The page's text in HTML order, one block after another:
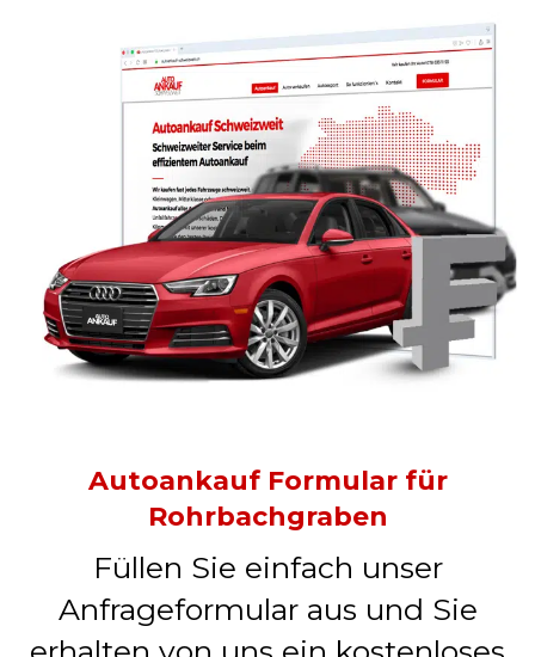
Autoankauf Formular für
Rohrbachgraben
Füllen Sie einfach unser
Anfrageformular aus und Sie